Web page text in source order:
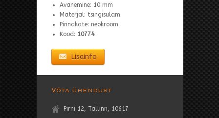
Avanemine: 10 mm
Materjal: tsingisulam
Pinnakate: neokroom
Kood: 10774
Lisainfo
Võta ühendust
Pirni 12, Tallinn, 10617